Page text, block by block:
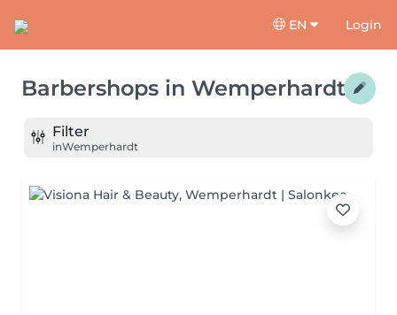
EN Login
Barbershops in Wemperhardt
Filter
inWemperhardt